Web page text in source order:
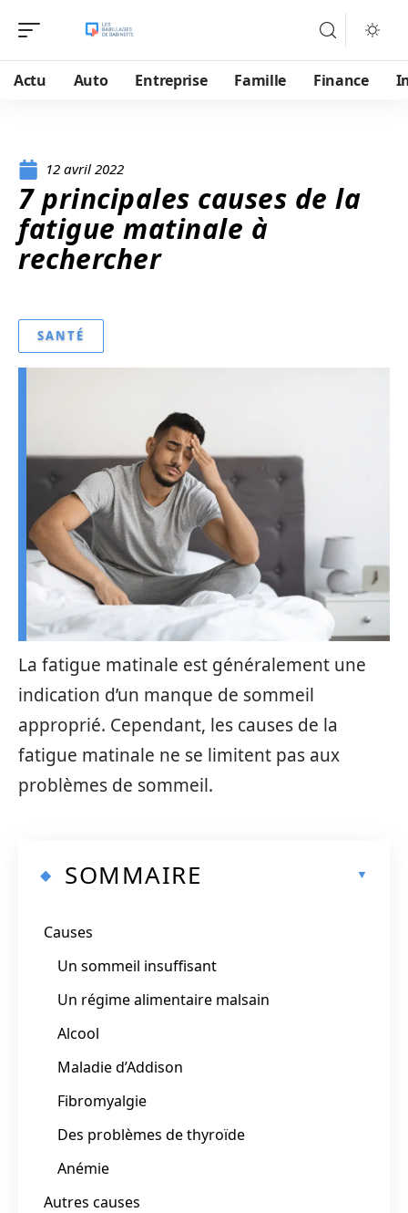
Actu Auto Entreprise Famille Finance
12 avril 2022
7 principales causes de la
fatigue matinale à
rechercher
SANTÉ
La fatigue matinale est généralement une
indication d’un manque de sommeil
approprié. Cependant, les causes de la
fatigue matinale ne se limitent pas aux
problèmes de sommeil.
SOMMAIRE
Causes
Un sommeil insuffisant
Un régime alimentaire malsain
Alcool
Maladie d’Addison
Fibromyalgie
Des problèmes de thyroïde
Anémie
Autres causes